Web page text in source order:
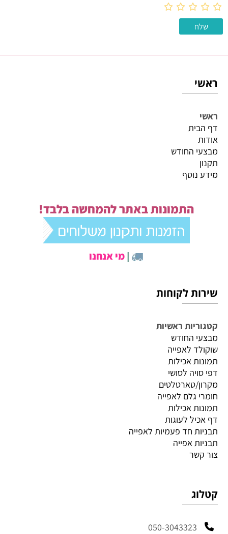
ראשי
ראשי
דף הבית
אודות
מבצעי החודש
תקנון
מידע נוסף
התמונות באתר להמחשה בלבד!
|מי אנחנו
שירות לקוחות
קטגוריות ראשיות
מבצעי החודש
שוקולד לאפייה
תמונות אכילות
דפי סויה לסושי
מקרון/טארטלטים
חומרי גלם לאפייה
תמונות אכילות
דף אכיל לעוגות
תבניות חד פעמיות לאפייה
תבניות אפייה
צור קשר
קטלוג
050-3043323